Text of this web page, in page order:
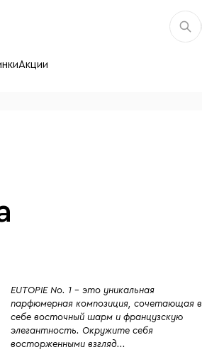
Акции
EUTOPIE No. 1 - это уникальная
парфюмерная композиция, сочетающая в
себе восточный шарм и французскую
элегантность. Окружите себя
восторженными взгляд...